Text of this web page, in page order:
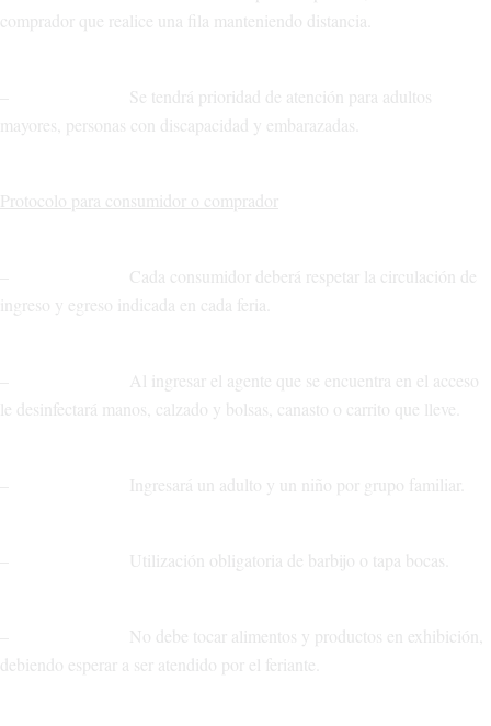
comprador que realice una fila manteniendo distancia.
– Se tendrá prioridad de atención para adultos
mayores, personas con discapacidad y embarazadas.
Protocolo para consumidor o comprador
– Cada consumidor deberá respetar la circulación de
ingreso y egreso indicada en cada feria.
– Al ingresar el agente que se encuentra en el acceso
le desinfectará manos, calzado y bolsas, canasto o carrito que lleve.
– Ingresará un adulto y un niño por grupo familiar.
– Utilización obligatoria de barbijo o tapa bocas.
– No debe tocar alimentos y productos en exhibición,
debiendo esperar a ser atendido por el feriante.